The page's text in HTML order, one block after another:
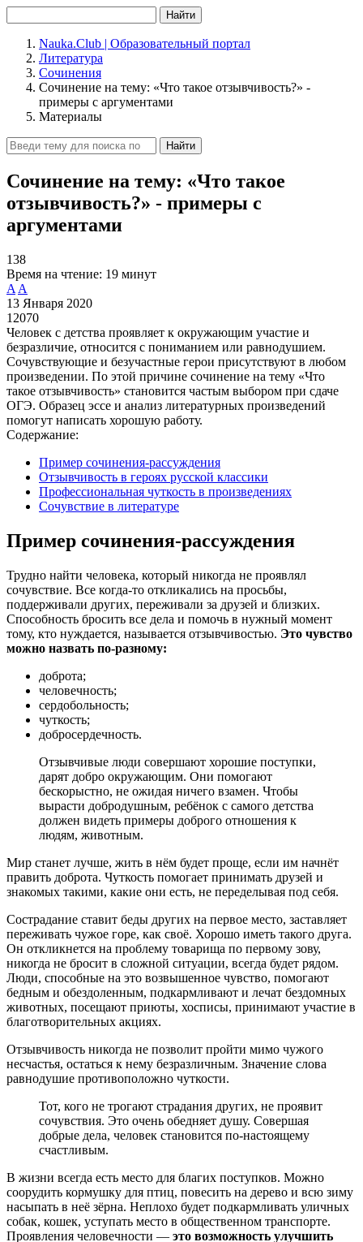
Найти
Nauka.Club | Образовательный портал
Литература
Сочинения
Сочинение на тему: «Что такое отзывчивость?» -
примеры с аргументами
Материалы
Найти
Сочинение на тему: «Что такое
отзывчивость?» - примеры с
аргументами
138
Время на чтение: 19 минут
A A
13 Января 2020
12070
Человек с детства проявляет к окружающим участие и
безразличие, относится с пониманием или равнодушием.
Сочувствующие и безучастные герои присутствуют в любом
произведении. По этой причине сочинение на тему «Что
такое отзывчивость» становится частым выбором при сдаче
ОГЭ. Образец эссе и анализ литературных произведений
помогут написать хорошую работу.
Содержание:
Пример сочинения-рассуждения
Отзывчивость в героях русской классики
Профессиональная чуткость в произведениях
Сочувствие в литературе
Пример сочинения-рассуждения
Трудно найти человека, который никогда не проявлял
сочувствие. Все когда-то откликались на просьбы,
поддерживали других, переживали за друзей и близких.
Способность бросить все дела и помочь в нужный момент
тому, кто нуждается, называется отзывчивостью. Это чувство
можно назвать по-разному:
доброта;
человечность;
сердобольность;
чуткость;
добросердечность.
Отзывчивые люди совершают хорошие поступки,
дарят добро окружающим. Они помогают
бескорыстно, не ожидая ничего взамен. Чтобы
вырасти добродушным, ребёнок с самого детства
должен видеть примеры доброго отношения к
людям, животным.
Мир станет лучше, жить в нём будет проще, если им начнёт
править доброта. Чуткость помогает принимать друзей и
знакомых такими, какие они есть, не переделывая под себя.
Сострадание ставит беды других на первое место, заставляет
переживать чужое горе, как своё. Хорошо иметь такого друга.
Он откликнется на проблему товарища по первому зову,
никогда не бросит в сложной ситуации, всегда будет рядом.
Люди, способные на это возвышенное чувство, помогают
бедным и обездоленным, подкармливают и лечат бездомных
животных, посещают приюты, хосписы, принимают участие в
благотворительных акциях.
Отзывчивость никогда не позволит пройти мимо чужого
несчастья, остаться к нему безразличным. Значение слова
равнодушие противоположно чуткости.
Тот, кого не трогают страдания других, не проявит
сочувствия. Это очень обедняет душу. Совершая
добрые дела, человек становится по-настоящему
счастливым.
В жизни всегда есть место для благих поступков. Можно
соорудить кормушку для птиц, повесить на дерево и всю зиму
насыпать в неё зёрна. Неплохо будет подкармливать уличных
собак, кошек, уступать место в общественном транспорте.
Проявления человечности — это возможность улучшить